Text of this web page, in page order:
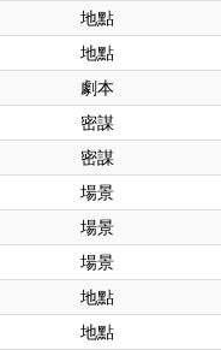
地點
地點
劇本
密謀
密謀
場景
場景
場景
地點
地點